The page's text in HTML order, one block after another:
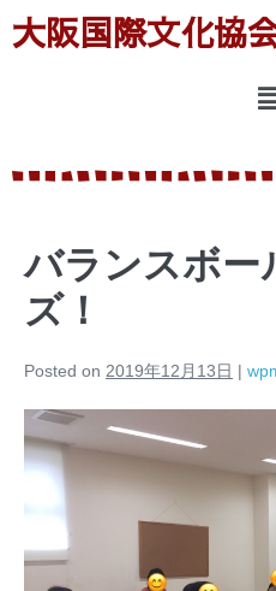
大阪国際文化協
バランスボー
ズ！
Posted on 2019年12月13日 |